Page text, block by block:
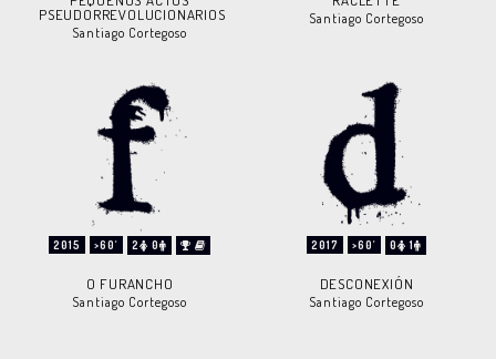
PSEUDORREVOLUCIONARIOS
Santiago Cortegoso
Santiago Cortegoso
2015 >60' 2 0
O FURANCHO
Santiago Cortegoso
2017 >60' 0 1
DESCONEXIÓN
Santiago Cortegoso